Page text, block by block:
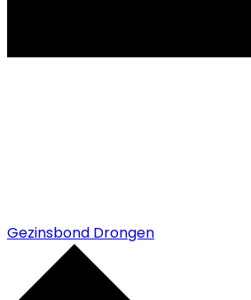
Gezinsbond Drongen